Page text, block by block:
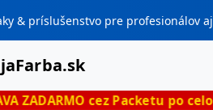
& príslušenstvo pre profesionálov
cez Packetu po celom Slovensku